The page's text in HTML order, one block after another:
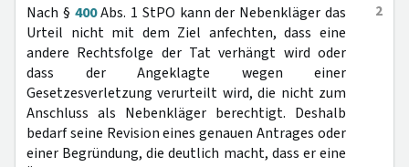
2
Nach § 400Abs. 1 StPO kann der Nebenkläger das
Urteil nicht mit dem Ziel anfechten, dass eine
andere Rechtsfolge der Tat verhängt wird oder
dass der Angeklagte wegen einer
Gesetzesverletzung verurteilt wird, die nicht zum
Anschluss als Nebenkläger berechtigt. Deshalb
bedarf seine Revision eines genauen Antrages oder
einer Begründung, die deutlich macht, dass er eine